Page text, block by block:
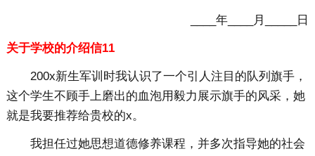
____年____月_____日
关于学校的介绍信11
200x新生军训时我认识了一个引人注目的队列旗手，
这个学生不顾手上磨出的血泡用毅力展示旗手的风采，她
就是我要推荐给贵校的x。
我担任过她思想道德修养课程，并多次指导她的社会